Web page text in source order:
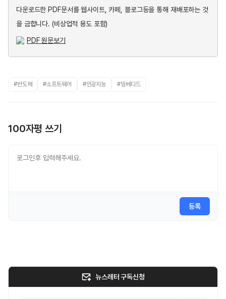
다운로드한 PDF문서를 웹사이트, 카페, 블로그등을 통해 재배포하는 것
을 금합니다. (비상업적 용도 포함)
PDF 원문보기
#반도체 #소프트웨어 #인공지능 #임베디드
100자평 쓰기
등록
뉴스레터 구독신청